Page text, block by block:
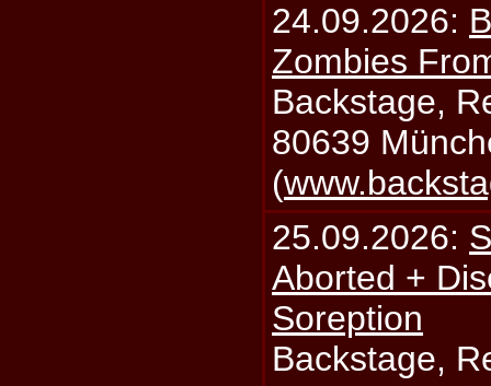
24.09.2026:
Zombies
Backstage,
80639
(
25.09.2026:
Aborted +
Soreption
Backstage,